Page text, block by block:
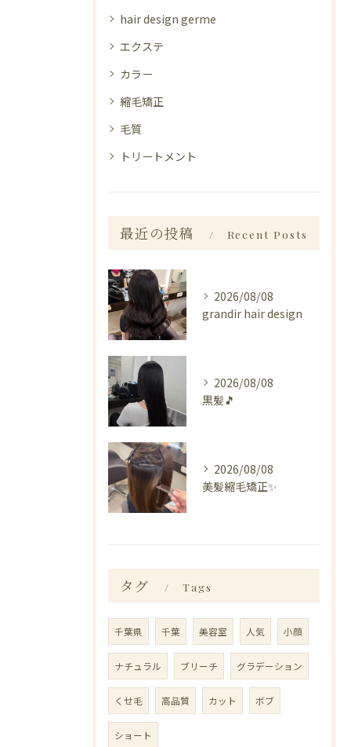
hair design germe
エクステ
カラー
縮毛矯正
毛質
トリートメント
最近の投稿 Recent Posts
2026/08/08
grandir hair design
2026/08/08
黒髪🎵
2026/08/08
美髪縮毛矯正✨️
タグ Tags
千葉県 千葉 美容室 人気 小顔
ナチュラル ブリーチ グラデーション
くせ毛 高品質 カット ボブ
ショート